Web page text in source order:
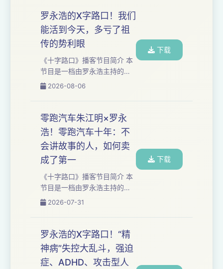
罗永浩的X字路口！我们
能活到今天，多亏了祖
传的势利眼
《十字路口》播客节目简介 本
节⽬是⼀档由罗永浩主持的深
度播客类节⽬，每集长达三到
与⼈⽂领域，讲述个体命运故
事，探讨时代发展趋势。 本期
嘉宾：呼兰、小块、王继业、
小镟 你是校长，可以破格录取
一人，你会选天资聪颖的穷孩
捐楼的富二代？你是船员，救
生艇上的位置只能再救一个
人，你选择救一个正常智力的
2026-08-06
下载
零跑汽车朱江明×罗永
浩！零跑汽车十年：不
会讲故事的人，如何卖
成了第一
《十字路口》播客节目简介 本
节⽬是⼀档由罗永浩主持的深
度播客类节⽬，每集长达三到
与⼈⽂领域，讲述个体命运故
事，探讨时代发展趋势。 本期
嘉宾：朱江明 零跑汽车朱江明
×罗永浩！零跑汽车十年：不会
2026-07-31
下载
罗永浩的X字路口！“精
神病”失控大乱斗，强迫
症、ADHD、攻击型人